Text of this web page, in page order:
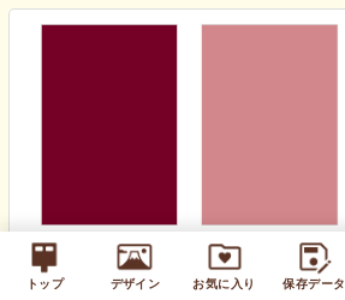
トップ デザイン お気に入り 保存データ
無地カラー（通年）